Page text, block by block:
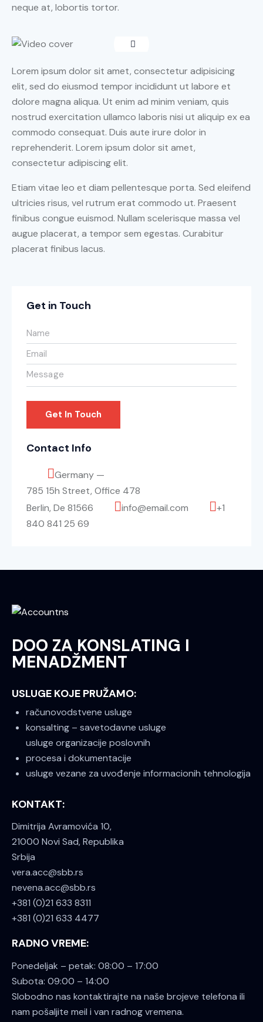
neque at, lobortis tortor.
Lorem ipsum dolor sit amet, consectetur adipisicing
elit, sed do eiusmod tempor incididunt ut labore et
dolore magna aliqua. Ut enim ad minim veniam, quis
nostrud exercitation ullamco laboris nisi ut aliquip ex ea
commodo consequat. Duis aute irure dolor in
reprehenderit. Lorem ipsum dolor sit amet,
consectetur adipiscing elit.
Etiam vitae leo et diam pellentesque porta. Sed eleifend
ultricies risus, vel rutrum erat commodo ut. Praesent
finibus congue euismod. Nullam scelerisque massa vel
augue placerat, a tempor sem egestas. Curabitur
placerat finibus lacus.
Get in Touch
Contact Info
Germany —
785 15h Street, Office 478
Berlin, De 81566
info@email.com
+1
840 841 25 69
DOO ZA KONSLATING I
MENADŽMENT
USLUGE KOJE PRUŽAMO:
računovodstvene usluge
konsalting – savetodavne usluge
usluge organizacije poslovnih
procesa i dokumentacije
usluge vezane za uvođenje informacionih tehnologija
KONTAKT:
Dimitrija Avramovića 10,
21000 Novi Sad, Republika
Srbija
vera.acc@sbb.rs
nevena.acc@sbb.rs
+381 (0)21 633 8311
+381 (0)21 633 4477
RADNO VREME:
Ponedeljak – petak: 08:00 – 17:00
Subota: 09:00 – 14:00
Slobodno nas kontaktirajte na naše brojeve telefona ili
nam pošaljite meil i van radnog vremena.